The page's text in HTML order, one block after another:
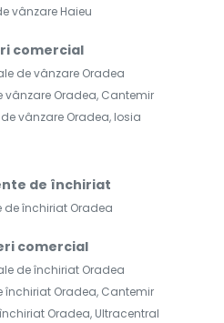
vânzare Haieu
comercial
de vânzare Oradea
Oradea, Cantemir
vânzare Oradea, Iosia
de închiriat
de închiriat Oradea
comercial
de închiriat Oradea
închiriat Oradea, Cantemir
Oradea, Ultracentral